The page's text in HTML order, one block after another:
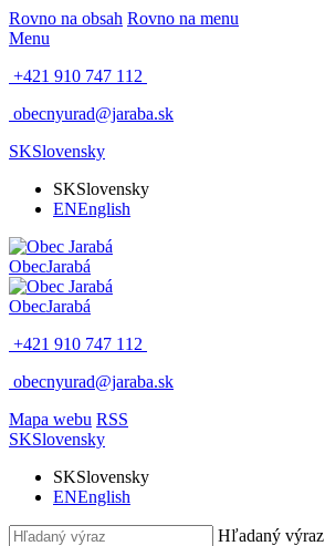
Rovno na obsah Rovno na menu
Menu
+421 910 747 112
obecnyurad@jaraba.sk
SKSlovensky
SKSlovensky
ENEnglish
ObecJarabá
ObecJarabá
+421 910 747 112
obecnyurad@jaraba.sk
Mapa webu RSS
SKSlovensky
SKSlovensky
ENEnglish
Hľadaný výraz